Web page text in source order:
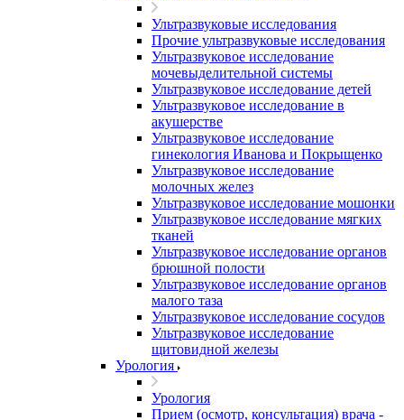
Ультразвуковые исследования
Прочие ультразвуковые исследования
Ультразвуковое исследование
мочевыделительной системы
Ультразвуковое исследование детей
Ультразвуковое исследование в
акушерстве
Ультразвуковое исследование
гинекология Иванова и Покрыщенко
Ультразвуковое исследование
молочных желез
Ультразвуковое исследование мошонки
Ультразвуковое исследование мягких
тканей
Ультразвуковое исследование органов
брюшной полости
Ультразвуковое исследование органов
малого таза
Ультразвуковое исследование сосудов
Ультразвуковое исследование
щитовидной железы
Урология
Урология
Прием (осмотр, консультация) врача -